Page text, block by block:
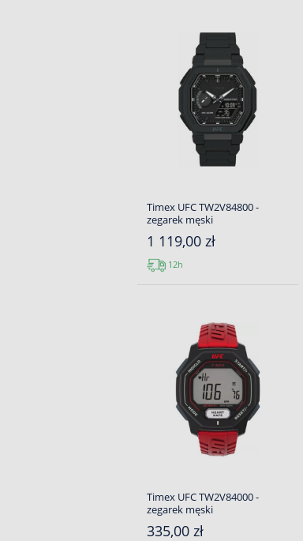
Timex UFC TW2V84800 -
zegarek męski
1 119,00 zł
12h
Timex UFC TW2V84000 -
zegarek męski
335,00 zł